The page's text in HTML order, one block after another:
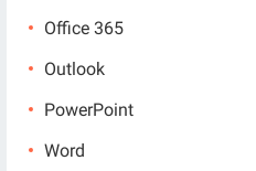
Office 365
Outlook
PowerPoint
Word